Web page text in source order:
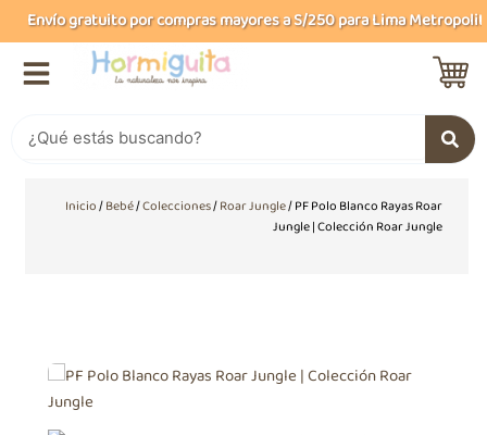
al
contenido
Envío gratuito por compras mayores a S/250 para Lima
Inicio/Bebé/Colecciones/Roar Jungle/ PF Polo Blanco Rayas Roar
Jungle | Colección Roar Jungle